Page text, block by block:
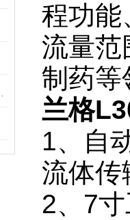
程功能
流量范
制药等
兰格
1、自
流体传
2、7